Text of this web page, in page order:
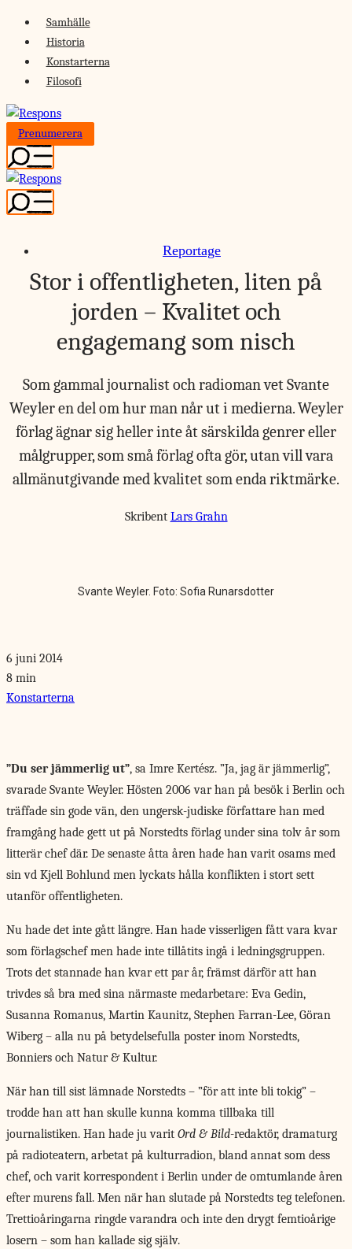
Skip
content
Samhälle
Historia
Konstarterna
Filosofi
Prenumerera
Reportage
Stor i offentligheten, liten på
jorden – Kvalitet och
engagemang som nisch
Som gammal journalist och radioman vet Svante
Weyler en del om hur man når ut i medierna. Weyler
förlag ägnar sig heller inte åt särskilda genrer eller
målgrupper, som små förlag ofta gör, utan vill vara
allmänutgivande med kvalitet som enda riktmärke.
Skribent Lars Grahn
Svante Weyler. Foto: Sofia Runarsdotter
6 juni 2014
8 min
Konstarterna
”Du ser jämmerlig ut”, sa Imre Kertész. ”Ja, jag är jämmerlig”,
svarade Svante Weyler. Hösten 2006 var han på besök i Berlin och
träffade sin gode vän, den ungersk-judiske författare han med
framgång hade gett ut på Norstedts förlag under sina tolv år som
litterär chef där. De senaste åtta åren hade han varit osams med
sin vd Kjell Bohlund men lyckats hålla konflikten i stort sett
utanför offentligheten.
Nu hade det inte gått längre. Han hade visserligen fått vara kvar
som förlagschef men hade inte tillåtits ingå i ledningsgruppen.
Trots det stannade han kvar ett par år, främst därför att han
trivdes så bra med sina närmaste medarbetare: Eva Gedin,
Susanna Romanus, Martin Kaunitz, Stephen Farran-Lee, Göran
Wiberg – alla nu på betydelsefulla poster inom Norstedts,
Bonniers och Natur & Kultur.
När han till sist lämnade Norstedts – ”för att inte bli tokig” –
trodde han att han skulle kunna komma tillbaka till
journalistiken. Han hade ju varit Ord & Bild-redaktör, dramaturg
på radioteatern, arbetat på kulturradion, bland annat som dess
chef, och varit korrespondent i Berlin under de omtumlande åren
efter murens fall. Men när han slutade på Norstedts teg telefonen.
Trettioåringarna ringde varandra och inte den drygt femtioårige
losern – som han kallade sig själv.